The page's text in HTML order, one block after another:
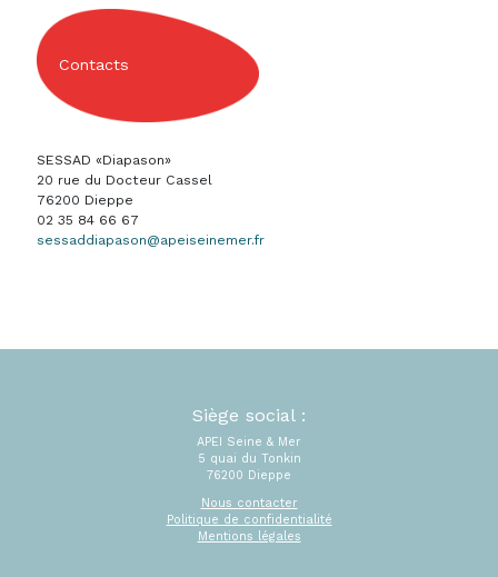
Contacts
SESSAD «Diapason»
20 rue du Docteur Cassel
76200 Dieppe
02 35 84 66 67
sessaddiapason@apeiseinemer.fr
Siège social :
APEI Seine & Mer
5 quai du Tonkin
76200 Dieppe
Nous contacter
Politique de confidentialité
Mentions légales